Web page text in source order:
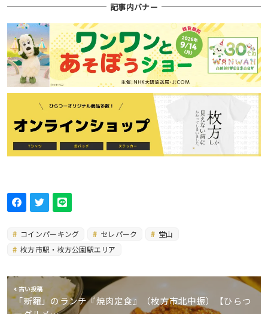
記事内バナー
コインパーキング セレパーク
堂山
枚方市駅・枚方公園駅エリア
古い投稿
「新羅」のランチ『焼肉定食』（枚方市北中振）【ひらつ